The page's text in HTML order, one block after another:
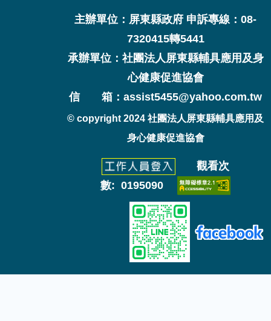
主辦單位：屏東縣政府 申訴專線：08-
7320415轉5441
承辦單位：社團法人屏東縣輔具應用及身
心健康促進協會
信 箱：assist5455@yahoo.com.tw
© copyright 2024 社團法人屏東縣輔具應用及
身心健康促進協會
觀看次
數: 0195090